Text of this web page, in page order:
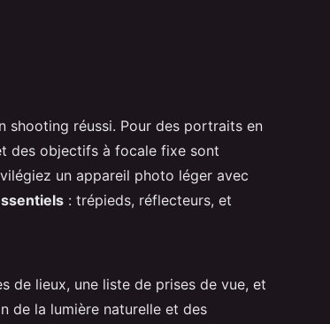
shooting réussi. Pour des portraits en
des objectifs à focale fixe sont
un appareil photo léger avec
: trépieds, réflecteurs, et
de lieux, une liste de prises de vue, et
de la lumière naturelle et des